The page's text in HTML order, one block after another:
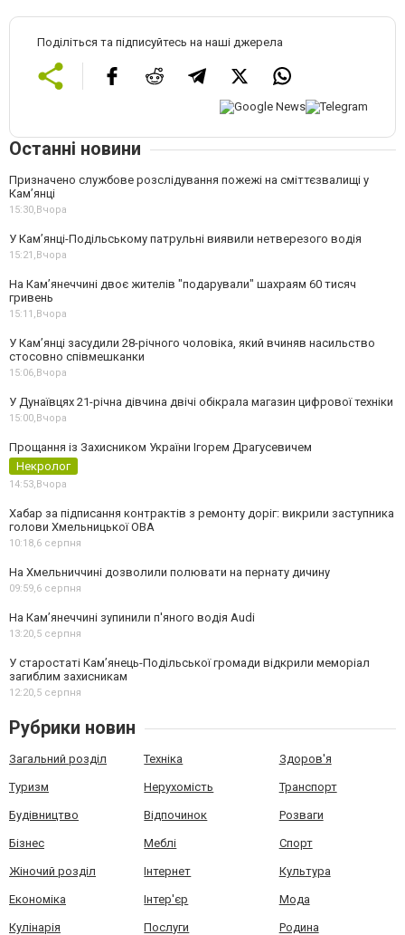
Поділіться та підписуйтесь на наші джерела
Останні новини
Призначено службове розслідування пожежі на сміттєзвалищі у
Кам’янці
15:30,Вчора
У Кам’янці-Подільському патрульні виявили нетверезого водія
15:21,Вчора
На Камʼянеччині двоє жителів "подарували" шахраям 60 тисяч
гривень
15:11,Вчора
У Камʼянці засудили 28-річного чоловіка, який вчиняв насильство
стосовно співмешканки
15:06,Вчора
У Дунаївцях 21-річна дівчина двічі обікрала магазин цифрової техніки
15:00,Вчора
Прощання із Захисником України Ігорем Драгусевичем
Некролог
14:53,Вчора
Хабар за підписання контрактів з ремонту доріг: викрили заступника
голови Хмельницької ОВА
10:18,6 серпня
На Хмельниччині дозволили полювати на пернату дичину
09:59,6 серпня
На Камʼянеччині зупинили п'яного водія Audi
13:20,5 серпня
У старостаті Кам’янець-Подільської громади відкрили меморіал
загиблим захисникам
12:20,5 серпня
Рубрики новин
Загальний розділ Техніка Здоров'я
Туризм Нерухомість Транспорт
Будівництво Відпочинок Розваги
Бізнес Меблі Спорт
Жіночий розділ Інтернет Культура
Економіка Інтер'єр Мода
Кулінарія Послуги Родина